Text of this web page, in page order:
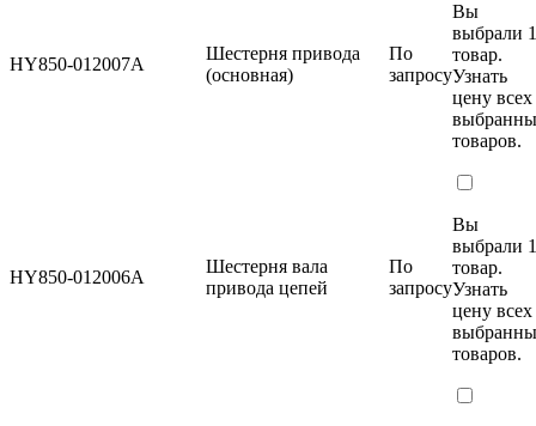
HY850-012007A
Шестерня привода
(основная)
По
запросу
Вы
выбрали 1
товар.
Узнать
цену всех
товаров.
HY850-012006A
Шестерня вала
привода цепей
По
запросу
Вы
выбрали 1
товар.
Узнать
цену всех
товаров.